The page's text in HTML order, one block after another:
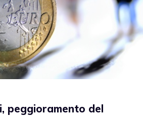
peggioramento del